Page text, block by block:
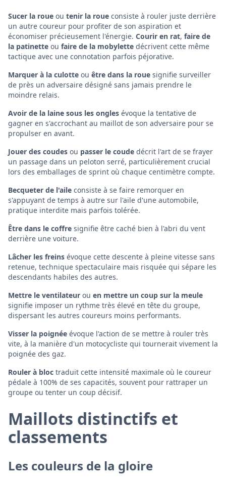
Sucer la roue ou tenir la roue consiste à rouler juste derrière
un autre coureur pour profiter de son aspiration et
économiser précieusement l'énergie. Courir en rat, faire de
la patinette ou faire de la mobylette décrivent cette même
tactique avec une connotation parfois péjorative.
Marquer à la culotte ou être dans la roue signifie surveiller
de près un adversaire désigné sans jamais prendre le
moindre relais.
Avoir de la laine sous les ongles évoque la tentative de
gagner en s'accrochant au maillot de son adversaire pour se
propulser en avant.
Jouer des coudes ou passer le coude décrit l'art de se frayer
un passage dans un peloton serré, particulièrement crucial
lors des emballages de sprint où chaque centimètre compte.
Becqueter de l'aile consiste à se faire remorquer en
s'appuyant de temps à autre sur l'aile d'une automobile,
pratique interdite mais parfois tolérée.
Être dans le coffre signifie être caché bien à l'abri du vent
derrière une voiture.
Lâcher les freins évoque cette descente à pleine vitesse sans
retenue, technique spectaculaire mais risquée qui sépare les
descendants habiles des autres.
Mettre le ventilateur ou en mettre un coup sur la meule
signifie imposer un rythme très élevé en tête du groupe,
dispersant les autres coureurs moins performants.
Visser la poignée évoque l'action de se mettre à rouler très
vite, à la manière d'un motocycliste qui tournerait vivement la
poignée des gaz.
Rouler à bloc traduit cette intensité maximale où le coureur
pédale à 100% de ses capacités, souvent pour rattraper un
groupe ou tenter un coup décisif.
Maillots distinctifs et
classements
Les couleurs de la gloire